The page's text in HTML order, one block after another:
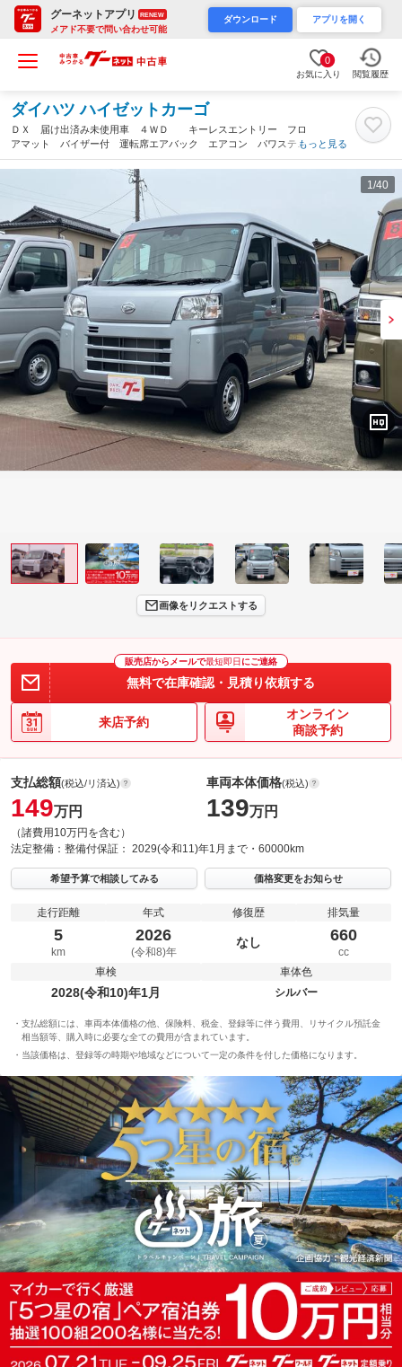
グーネットアプリ RENEW
メアド不要で問い合わせ可能
ダウンロード アプリを開く
0
お気に入り 閲覧履歴
ダイハツ ハイゼットカーゴ
ＤＸ 届け出済み未使用車 ４ＷＤ キーレスエントリー フロ
アマット バイザー付 運転席エアバック エアコン パワステ
パワーウィンドウ（富山県）
もっと見る
1 /40
画像をリクエストする
販売店からメールで最短即日 にご連絡
無料で在庫確認・見積り依頼する
来店予約
オンライン
商談予約
支払総額(税込/リ済込)
149万円
（諸費用10万円を含む）
車両本体価格(税込)
139万円
法定整備： 整備付保証： 2029(令和11)年1月まで・60000km
希望予算で相談してみる 価格変更をお知らせ
走行距離
5
km
年式
2026
(令和8)年
修復歴
なし
排気量
660
cc
車検
2028(令和10)年1月
車体色
シルバー
支払総額には、車両本体価格の他、保険料、税金、登録等に伴う費用、リサイクル預託金
相当額等、購入時に必要な全ての費用が含まれています。
当該価格は、登録等の時期や地域などについて一定の条件を付した価格になります。